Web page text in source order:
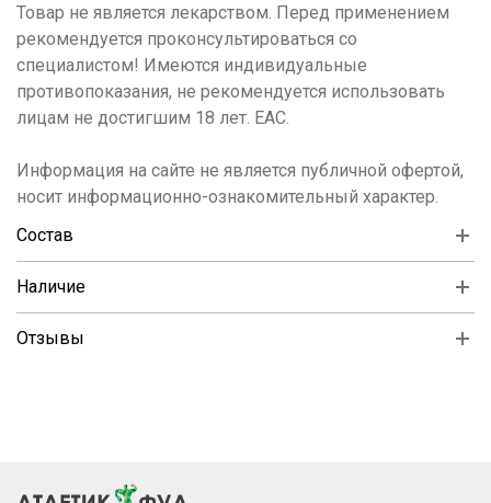
Товар не является лекарством. Перед применением
рекомендуется проконсультироваться со
специалистом! Имеются индивидуальные
противопоказания, не рекомендуется использовать
лицам не достигшим 18 лет. ЕАС.
Информация на сайте не является публичной офертой,
носит информационно-ознакомительный характер.
Состав
Наличие
Отзывы